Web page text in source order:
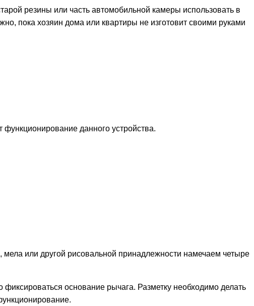
резины или часть автомобильной камеры использовать в
пока хозяин дома или квартиры не изготовит своими руками
данного устройства.
или другой рисовальной принадлежности намечаем четыре
основание рычага. Разметку необходимо делать